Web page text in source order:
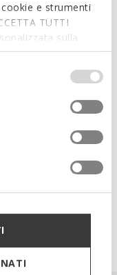
e strumenti
TUTTI
sulla
quali cookies ed
Per maggiori
momento le